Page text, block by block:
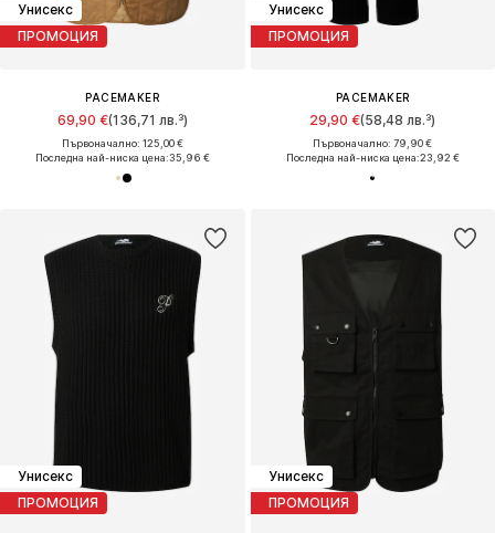
Унисекс
ПРОМОЦИЯ
PACEMAKER
69,90 €(136,71 лв.³)
Първоначално: 125,00 €
Последна най-ниска цена:35,96 €
Унисекс
ПРОМОЦИЯ
PACEMAKER
29,90 €(58,48 лв.³)
Първоначално: 79,90 €
Последна най-ниска цена:23,92 €
Унисекс
ПРОМОЦИЯ
Унисекс
ПРОМОЦИЯ